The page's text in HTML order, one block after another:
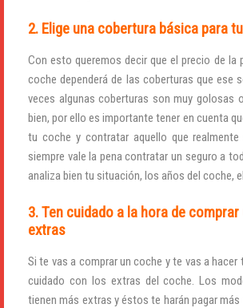
Iniciar sesión
2. Elige una cobertura básica para
Con esto queremos decir que el precio de la
coche dependerá de las coberturas que ese
veces algunas coberturas son muy golosas
bien, por ello es importante tener en cuenta
tu coche y contratar aquello que
siempre vale la pena contratar un seguro a
analiza bien tu situación, los años del coche,
3. Ten cuidado a la hora de
extras
Si te vas a comprar un coche y te vas a hacer
cuidado con los extras del coche. Los
tienen más extras y éstos te harán pagar más